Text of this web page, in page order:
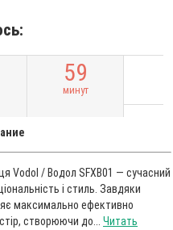
59
минут
Vodol / Водол SFXB01 — сучасний
і стиль. Завдяки
максимально ефективно
створюючи до... Читать